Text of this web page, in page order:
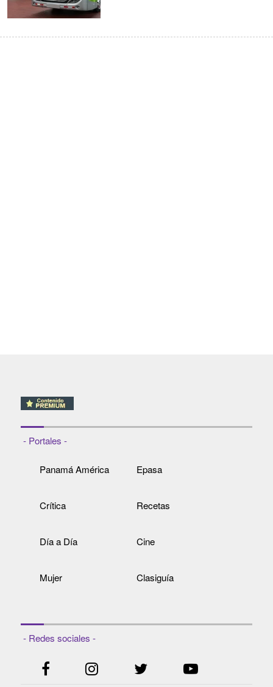
- Portales -
Panamá América Epasa
Crítica Recetas
Día a Día Cine
Mujer Clasiguía
- Redes sociales -